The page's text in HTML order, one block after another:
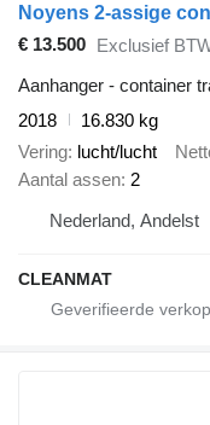
Noyens 2-assige
€ 13.500 Exclusief
Aanhanger - container
2018
16.830 kg
Vering lucht/lucht
Aantal assen 2
Nederland, Andelst
CLEANMAT